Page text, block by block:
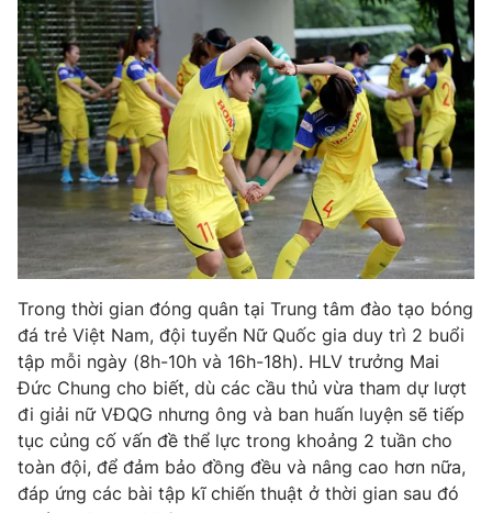
Trong thời gian đóng quân tại Trung tâm đào tạo bóng
đá trẻ Việt Nam, đội tuyển Nữ Quốc gia duy trì 2 buổi
tập mỗi ngày (8h-10h và 16h-18h). HLV trưởng Mai
Đức Chung cho biết, dù các cầu thủ vừa tham dự lượt
đi giải nữ VĐQG nhưng ông và ban huấn luyện sẽ tiếp
tục củng cố vấn đề thể lực trong khoảng 2 tuần cho
toàn đội, để đảm bảo đồng đều và nâng cao hơn nữa,
đáp ứng các bài tập kĩ chiến thuật ở thời gian sau đó